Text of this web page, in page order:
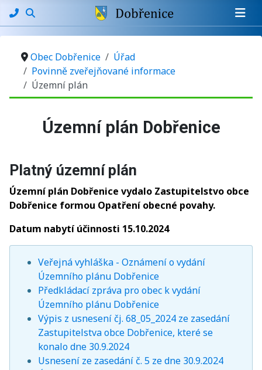
Obec Dobřenice
Úřad
Povinně zveřejňované informace
Územní plán
Základní údaje
Územní plán Dobřenice
Platný územní plán
Územní plán Dobřenice vydalo Zastupitelstvo obce
Dobřenice formou Opatření obecné povahy.
Datum nabytí účinnosti 15.10.2024
Veřejná vyhláška - Oznámení o vydání
Územního plánu Dobřenice
Předkládací zpráva pro obec k vydání
Územního plánu Dobřenice
Výpis z usnesení čj. 68_05_2024 ze zasedání
Zastupitelstva obce Dobřenice, které se
konalo dne 30.9.2024
Usnesení ze zasedání č. 5 ze dne 30.9.2024